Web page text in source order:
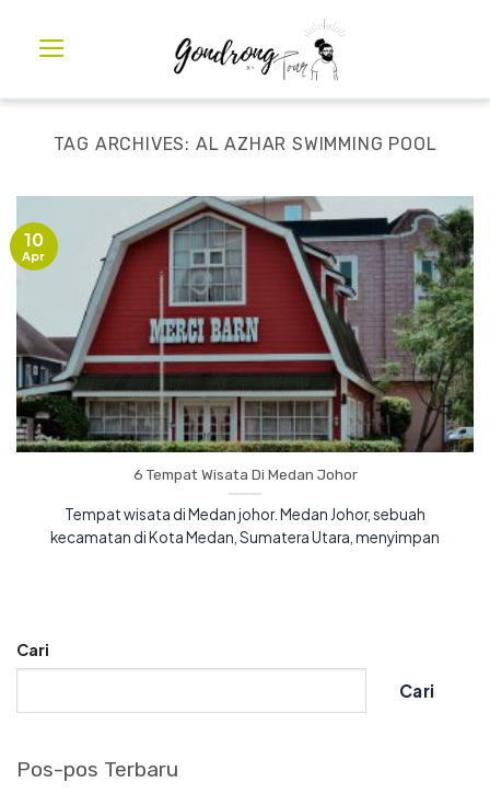
TAG ARCHIVES: AL AZHAR SWIMMING POOL
6 Tempat Wisata Di Medan Johor
Tempat wisata di Medan johor. Medan Johor, sebuah
kecamatan di Kota Medan, Sumatera Utara, menyimpan
10
Apr
Cari
Cari
Pos-pos Terbaru